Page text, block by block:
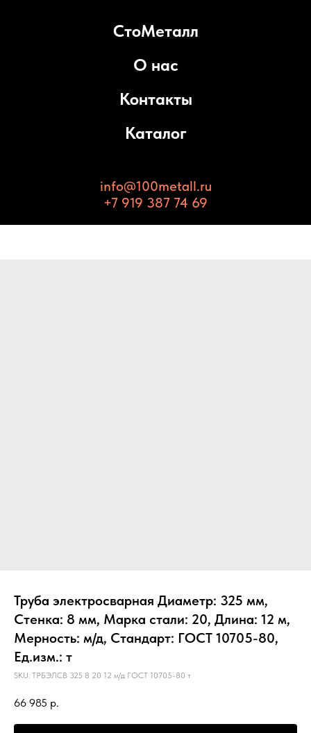
СтоМеталл
О нас
Контакты
Каталог
info@100metall.ru
+7 919 387 74 69
Труба электросварная Диаметр: 325 мм,
Стенка: 8 мм, Марка стали: 20, Длина: 12 м,
Мерность: м/д, Стандарт: ГОСТ 10705-80,
Ед.изм.: т
SKU: ТРБЭЛСВ 325 8 20 12 м/д ГОСТ 10705-80 т
66 985 р.